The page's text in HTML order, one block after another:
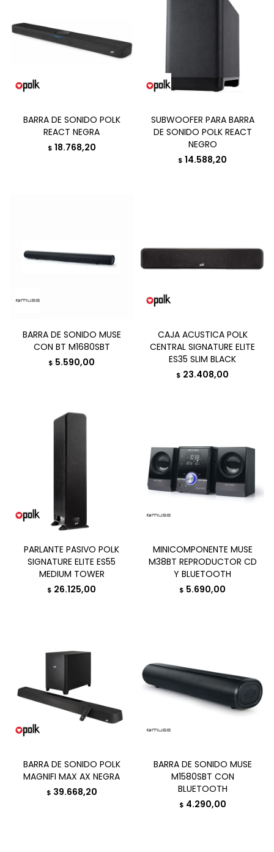
BARRA DE SONIDO POLK
REACT NEGRA
$ 18.768,20
SUBWOOFER PARA BARRA
DE SONIDO POLK REACT
NEGRO
$ 14.588,20
BARRA DE SONIDO MUSE
CON BT M1680SBT
$ 5.590,00
CAJA ACUSTICA POLK
CENTRAL SIGNATURE ELITE
ES35 SLIM BLACK
$ 23.408,00
PARLANTE PASIVO POLK
SIGNATURE ELITE ES55
MEDIUM TOWER
$ 26.125,00
MINICOMPONENTE MUSE
M38BT REPRODUCTOR CD
Y BLUETOOTH
$ 5.690,00
BARRA DE SONIDO POLK
MAGNIFI MAX AX NEGRA
$ 39.668,20
BARRA DE SONIDO MUSE
M1580SBT CON
BLUETOOTH
$ 4.290,00